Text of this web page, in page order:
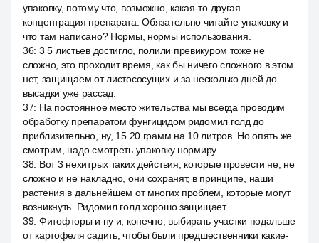
упаковку, потому что, возможно, какая-то другая
концентрация препарата. Обязательно читайте упаковку и
что там написано? Нормы, нормы использования.
36: 3 5 листьев достигло, полили превикуром тоже не
сложно, это проходит время, как бы ничего сложного в этом
нет, защищаем от листососущих и за несколько дней до
высадки уже рассад.
37: На постоянное место жительства мы всегда проводим
обработку препаратом фунгицидом ридомил голд до
приблизительно, ну, 15 20 грамм на 10 литров. Но опять же
смотрим, надо смотреть упаковку нормиру.
38: Вот 3 нехитрых таких действия, которые провести не, не
сложно и не накладно, они сохранят, в принципе, наши
растения в дальнейшем от многих проблем, которые могут
возникнуть. Ридомил голд хорошо защищает.
39: Фитофторы и ну и, конечно, выбирать участки подальше
от картофеля садить, чтобы были предшественники какие-